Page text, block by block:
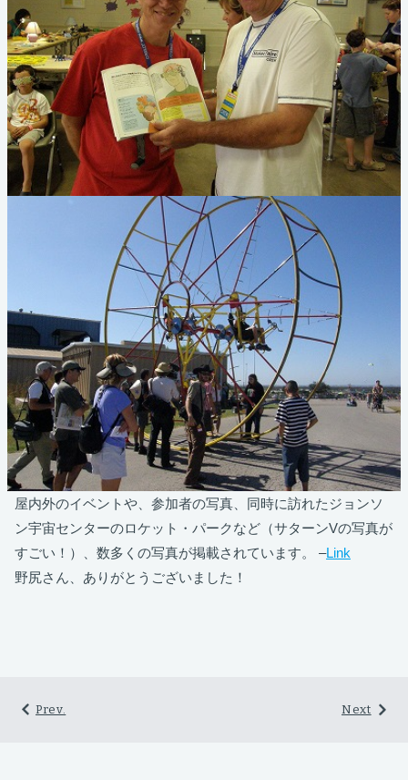
屋内外のイベントや、参加者の写真、同時に訪れたジョンソ
ン宇宙センターのロケット・パークなど（サターンVの写真が
すごい！）、数多くの写真が掲載されています。 –Link
野尻さん、ありがとうございました！
Next
Prev.